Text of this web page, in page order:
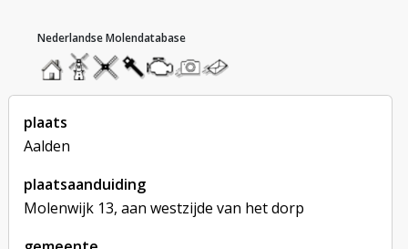
homemolendatabase
roedendatabase
assendatabase
motorendatabase
stuur
een
foto
stuur
een
bericht
plaats
Aalden
plaatsaanduiding
Molenwijk 13, aan westzijde van het dorp